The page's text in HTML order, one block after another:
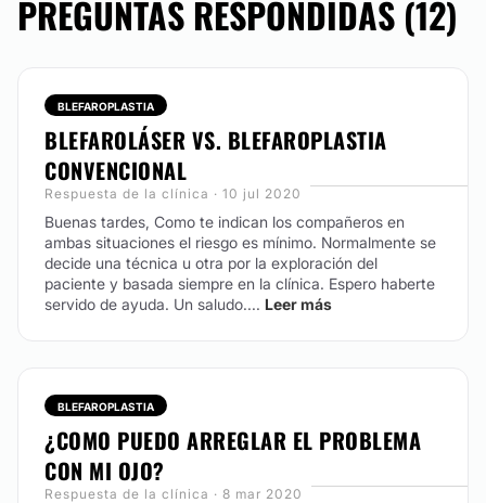
No
English
Español
Galego
Financiación o facilidades de pago:
Sí
Métodos de pago aceptados:
Efectivo
PREGUNTAS RESPONDIDAS (12)
BLEFAROPLASTIA
BLEFAROLÁSER VS. BLEFAROPLASTIA
CONVENCIONAL
Respuesta de la clínica · 10 jul 2020
Buenas tardes, Como te indican los compañeros en
ambas situaciones el riesgo es mínimo. Normalmente se
decide una técnica u otra por la exploración del
paciente y basada siempre en la clínica. Espero haberte
servido de ayuda. Un saludo.... Leer más
BLEFAROPLASTIA
¿COMO PUEDO ARREGLAR EL PROBLEMA
CON MI OJO?
Respuesta de la clínica · 8 mar 2020